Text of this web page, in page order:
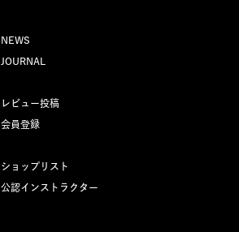
NEWS
JOURNAL
レビュー投稿
会員登録
ショップリスト
公認インストラクター